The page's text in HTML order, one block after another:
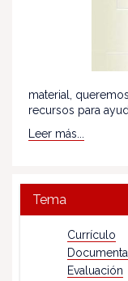
material,
recursos para
Leer más...
Tema
Currículo
Evaluación